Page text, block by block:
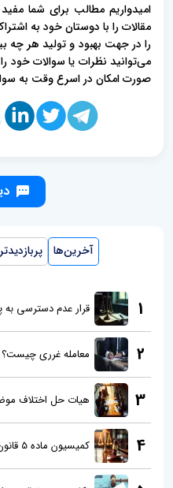
امیدواریم مطالب برای شما
مقالات را با دوستان خود به
را در جهت بهبود و تولید هر چه
می‌توانید نظرات یا سوالات خود
صورت امکان در اسرع وقت به
آخرین‌ها
1 قرار عدم دسترسی
2 معامله غرری
3 هیات حل اختلاف
4 کمیسیون ماده 5 قانون تاسیس شورای...